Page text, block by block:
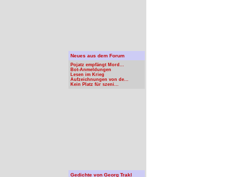
Neues aus dem Forum
Pojatz empfängt Mord...
Bot-Anmeldungen
Lesen im Krieg
Aufzeichnungen von de...
Kein Platz für szeni...
Gedichte von Georg Trakl